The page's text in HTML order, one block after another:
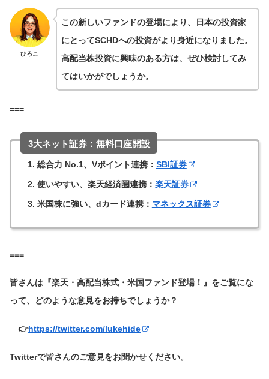
ひろこ
この新しいファンドの登場により、日本の投資家
にとってSCHDへの投資がより身近になりました。
高配当株投資に興味のある方は、ぜひ検討してみ
てはいかがでしょうか。
===
3大ネット証券：無料口座開設
総合力 No.1、Vポイント連携： SBI証券
使いやすい、楽天経済圏連携： 楽天証券
米国株に強い、dカード連携： マネックス証券
===
皆さんは『楽天・高配当株式・米国ファンド登場！』をご覧にな
って、どのような意見をお持ちでしょうか？
👉https://twitter.com/lukehide
Twitterで皆さんのご意見をお聞かせください。